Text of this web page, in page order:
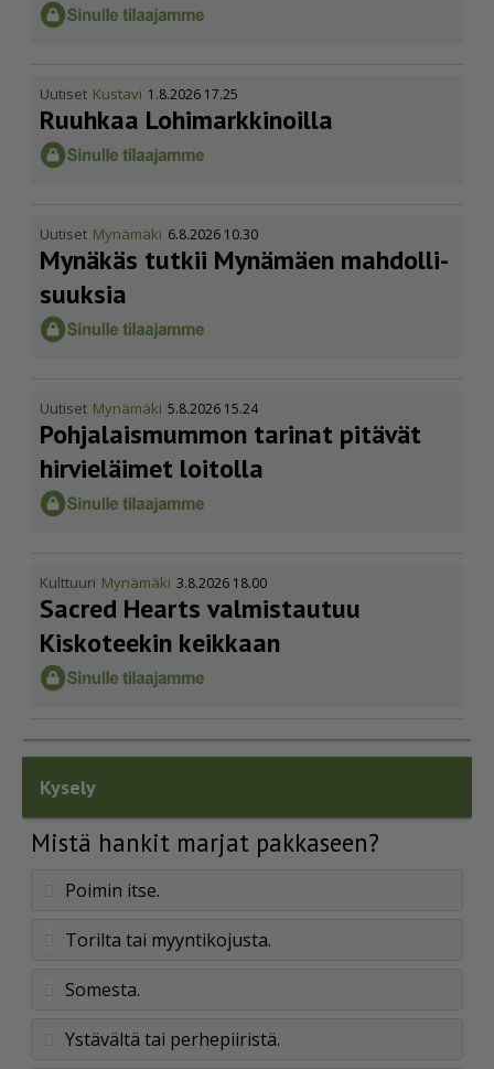
Uutiset Kustavi 1.8.2026 17.25
Ruuhkaa Lohimark­ki­noilla
Uutiset Mynämäki 6.8.2026 10.30
Mynäkäs tutkii Mynämäen mahdol­li­
suuksia
Uutiset Mynämäki 5.8.2026 15.24
Pohja­lais­mummon tarinat pitävät
hirvieläimet loitolla
Kulttuuri Mynämäki 3.8.2026 18.00
Sacred Hearts valmistautuu
Kiskoteekin keikkaan
Kysely
Mistä hankit marjat pakkaseen?
Poimin itse.
Torilta tai myyntikojusta.
Somesta.
Ystävältä tai perhepiiristä.